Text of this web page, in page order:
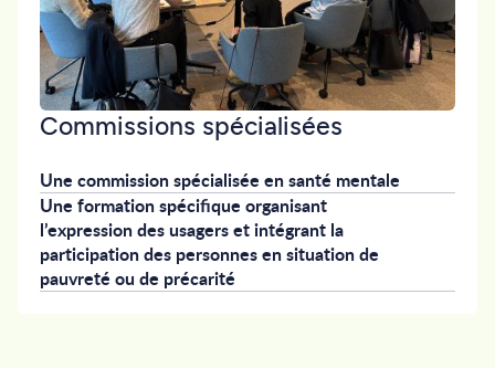
Commissions spécialisées
Une commission spécialisée en santé mentale
Une formation spécifique organisant
l’expression des usagers et intégrant la
participation des personnes en situation de
pauvreté ou de précarité